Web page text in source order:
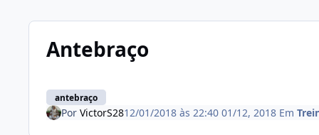
Antebraço
antebraço
Por VictorS2812/01/2018 às 22:40 01/12, 2018 Em